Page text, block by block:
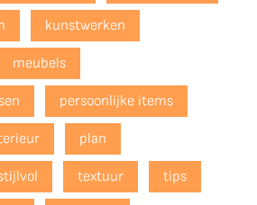
kunstwerken
meubels
persoonlijke items
plan
textuur tips